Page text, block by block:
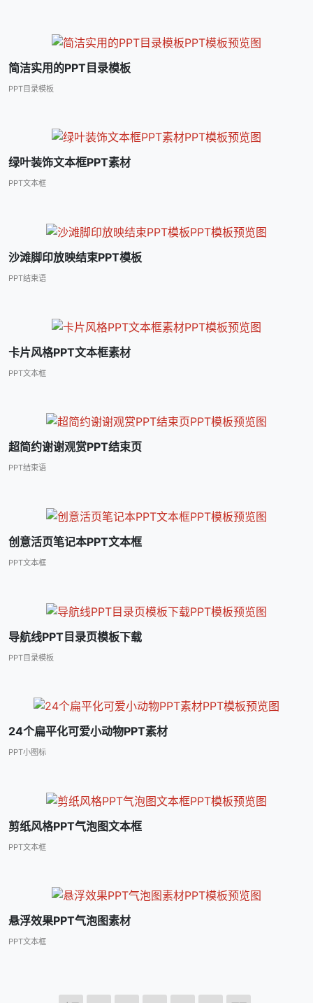
简洁实用的PPT目录模板
PPT目录模板
绿叶装饰文本框PPT素材
PPT文本框
沙滩脚印放映结束PPT模板
PPT结束语
卡片风格PPT文本框素材
PPT文本框
超简约谢谢观赏PPT结束页
PPT结束语
创意活页笔记本PPT文本框
PPT文本框
导航线PPT目录页模板下载
PPT目录模板
24个扁平化可爱小动物PPT素材
PPT小图标
剪纸风格PPT气泡图文本框
PPT文本框
悬浮效果PPT气泡图素材
PPT文本框